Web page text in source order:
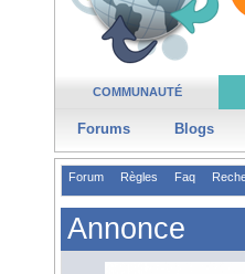
COMMUNAUTÉ
Forums Blogs
Forum Règles Faq
Annonce